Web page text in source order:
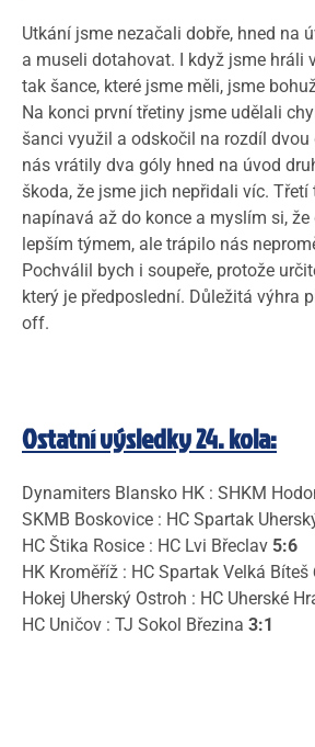
Utkání jsme nezačali dobře, hned na
a museli dotahovat. I když jsme hráli
tak šance, které jsme měli, jsme
Na konci první třetiny jsme udělali
šanci využil a odskočil na rozdíl dvou
nás vrátily dva góly hned na úvod
škoda, že jsme jich nepřidali víc. Třetí
napínavá až do konce a myslím si, že
lepším týmem, ale trápilo nás
Pochválil bych i soupeře, protože
který je předposlední. Důležitá výhra
off.
Ostatní výsledky 24. kola:
Dynamiters Blansko HK : SHKM
SKMB Boskovice : HC Spartak
HC Štika Rosice : HC Lvi Břeclav 5:6
HK Kroměříž : HC Spartak Velká Bíteš
Hokej Uherský Ostroh : HC Uherské
HC Uničov : TJ Sokol Březina 3:1